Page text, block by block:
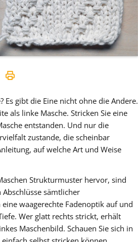
Es gibt die Eine nicht ohne die Andere.
als linke Masche. Stricken Sie eine
entstanden. Und nur die
zustande, die scheinbar
auf welche Art und Weise
Strukturmuster hervor, sind
sämtlicher
waagerechte Fadenoptik auf und
Wer glatt rechts strickt, erhält
Maschenbild. Schauen Sie sich in